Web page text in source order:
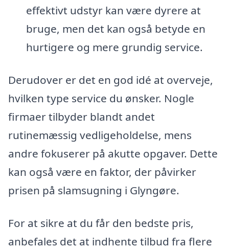
effektivt udstyr kan være dyrere at
bruge, men det kan også betyde en
hurtigere og mere grundig service.
Derudover er det en god idé at overveje,
hvilken type service du ønsker. Nogle
firmaer tilbyder blandt andet
rutinemæssig vedligeholdelse, mens
andre fokuserer på akutte opgaver. Dette
kan også være en faktor, der påvirker
prisen på slamsugning i Glyngøre.
For at sikre at du får den bedste pris,
anbefales det at indhente tilbud fra flere